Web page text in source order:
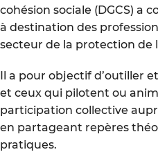
cohésion sociale (DGCS) a
à destination des
secteur de la protection de
Il a pour objectif d’outiller
et ceux qui pilotent ou
participation collective
en partageant repères
pratiques.